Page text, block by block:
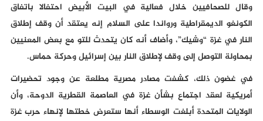
وقال للصحافيين خلال فعالية في البيت الأبيض احتفالا باتفاق
الكونغو الديمقراطية ورواندا على السلام إنه يعتقد أن وقف إطلاق
النار في غزة “وشيك”، وأضاف أنه كان يتحدث للتو مع بعض المعنيين
بمحاولة التوصل إلى وقف لإطلاق النار بين إسرائيل وحركة حماس.
في غضون ذلك، كشفت مصادر مصرية مطلعة عن وجود تحضيرات
أمريكية لعقد اجتماع بشأن غزة في العاصمة القطرية الدوحة، وأن
الولايات المتحدة أبلغت الوسطاء أنها ستعرض خطتها لإنهاء حرب غزة